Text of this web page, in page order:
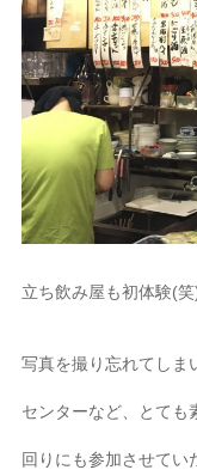
立ち飲み屋も初体験(笑
写真を撮り忘れてしま
センターなど、とても
回りにも参加させてい